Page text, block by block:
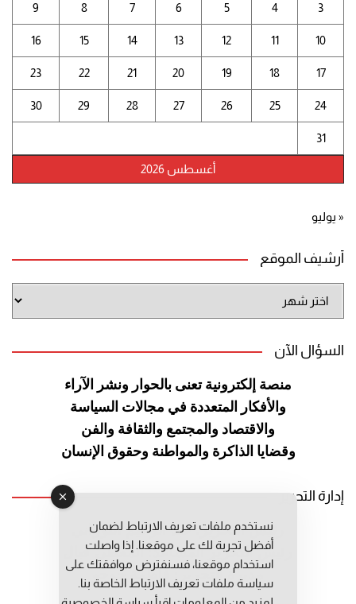
أغسطس 2026
3
4
5
6
7
8
9
10
11
12
13
14
15
16
17
18
19
20
21
22
23
24
25
26
27
28
29
30
31
« يوليو
أرشيف الموقع
الموقع
السؤال الآن
منصة إلكترونية تعنى بالحوار ونشر الآراء
والأفكار المتعددة في مجالات السياسة
والاقتصاد والمجتمع والثقافة والفن
وقضايا الذاكرة والمواطنة وحقوق الإنسان
إدارة التحرير
رئيس التحرير: عبد الرحيم التوراني
رئيس التحرير المساعد: المعطي قبال
مديرة التحرير: فاطمة حوحو
نستخدم ملفات تعريف الارتباط لضمان
أفضل تجربة لك على موقعنا. إذا واصلت
استخدام موقعنا، فسنفترض موافقتك على
سياسة ملفات تعريف الارتباط الخاصة بنا.